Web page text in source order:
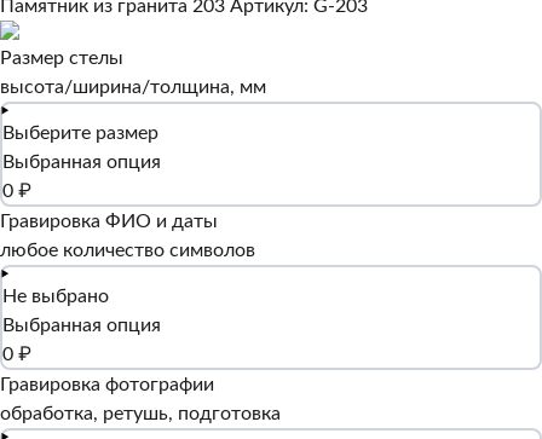
Памятник из гранита 203 Артикул: G-203
Размер стелы
высота/ширина/толщина, мм
Выберите размер
Выбранная опция
0 ₽
Гравировка ФИО и даты
любое количество символов
Не выбрано
Выбранная опция
0 ₽
Гравировка фотографии
обработка, ретушь, подготовка